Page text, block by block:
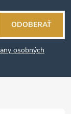
osobných
ODOBERAŤ